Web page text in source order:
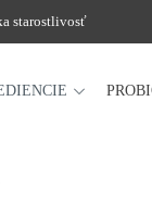
starostlivosť